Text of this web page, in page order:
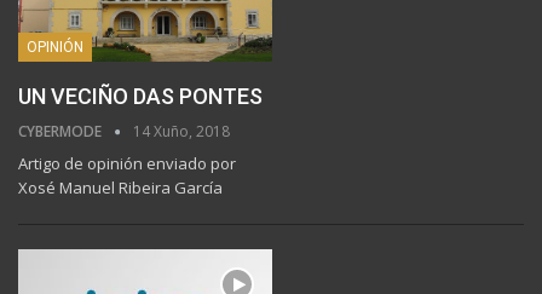
OPINIÓN
UN VECIÑO DAS PONTES
CYBERMODE 14 Xuño, 2018
Artigo de opinión enviado por
Xosé Manuel Ribeira García